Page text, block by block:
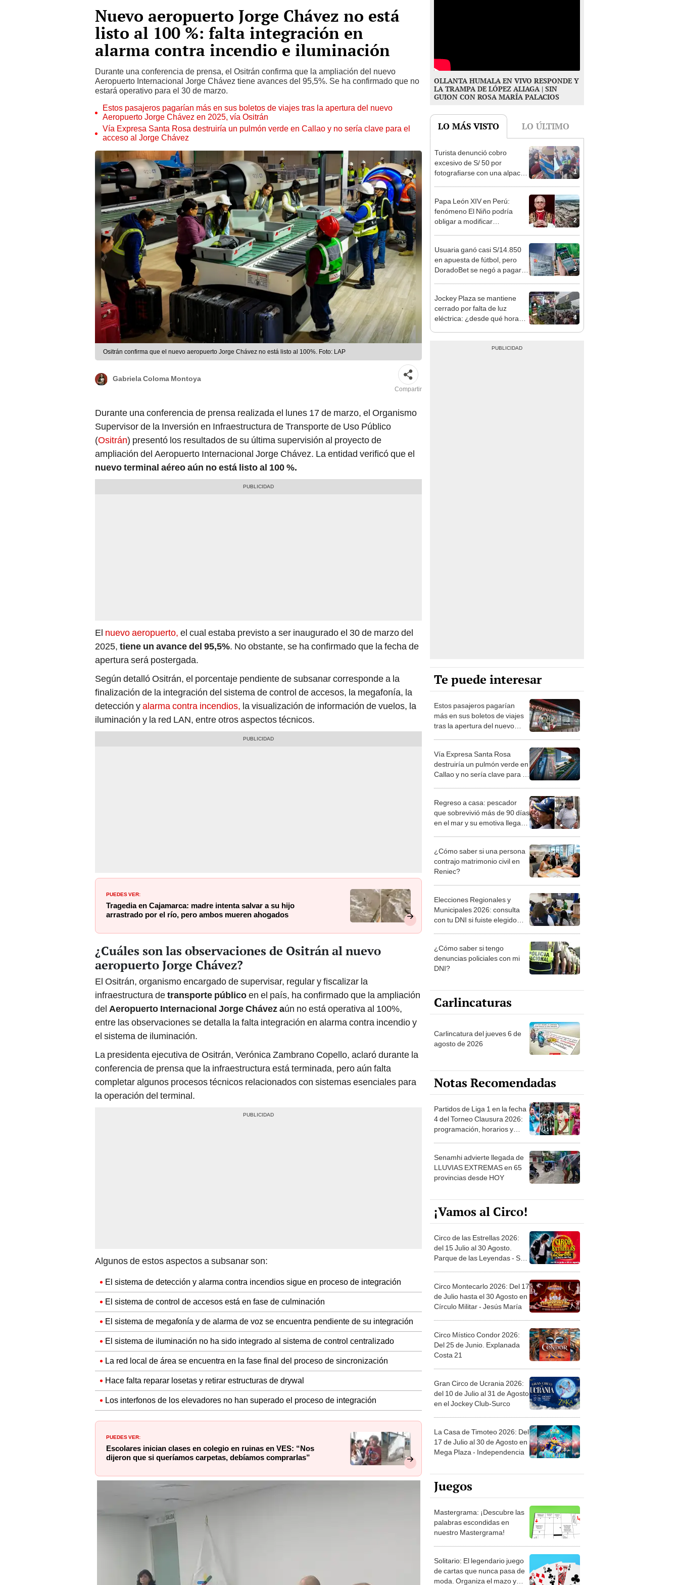
Nuevo aeropuerto Jorge Chávez no está
listo al 100 %: falta integración en
alarma contra incendio e iluminación
Durante una conferencia de prensa, el Ositrán confirma que la ampliación del nuevo
Aeropuerto Internacional Jorge Chávez tiene avances del 95,5%. Se ha confirmado que no
estará operativo para el 30 de marzo.
Estos pasajeros pagarían más en sus boletos de viajes tras la apertura del nuevo
Aeropuerto Jorge Chávez en 2025, vía Ositrán
Vía Expresa Santa Rosa destruiría un pulmón verde en Callao y no sería clave para el
acceso al Jorge Chávez
Ositrán confirma que el nuevo aeropuerto Jorge Chávez no está listo al 100%. Foto: LAP
Gabriela Coloma Montoya
Compartir
Durante una conferencia de prensa realizada el lunes 17 de marzo, el Organismo
Supervisor de la Inversión en Infraestructura de Transporte de Uso Público
(Ositrán) presentó los resultados de su última supervisión al proyecto de
ampliación del Aeropuerto Internacional Jorge Chávez. La entidad verificó que el
nuevo terminal aéreo aún no está listo al 100 %.
El nuevo aeropuerto, el cual estaba previsto a ser inaugurado el 30 de marzo del
2025, tiene un avance del 95,5%. No obstante, se ha confirmado que la fecha de
apertura será postergada.
Según detalló Ositrán, el porcentaje pendiente de subsanar corresponde a la
finalización de la integración del sistema de control de accesos, la megafonía, la
detección yalarma contra incendios, la visualización de información de vuelos, la
iluminación y la red LAN, entre otros aspectos técnicos.
PUEDES VER:
Tragedia en Cajamarca: madre intenta salvar a su hijo
arrastrado por el río, pero ambos mueren ahogados
¿Cuáles son las observaciones de Ositrán al nuevo
aeropuerto Jorge Chávez?
El Ositrán, organismo encargado de supervisar, regular y fiscalizar la
infraestructura detransporte públicoen el país, ha confirmado que la ampliación
del Aeropuerto Internacional Jorge Chávez aún no está operativa al 100%,
entre las observaciones se detalla la falta integración en alarma contra incendio y
el sistema de iluminación.
La presidenta ejecutiva de Ositrán, Verónica Zambrano Copello, aclaró durante la
conferencia de prensa que la infraestructura está terminada, pero aún falta
completar algunos procesos técnicos relacionados con sistemas esenciales para
la operación del terminal.
Algunos de estos aspectos a subsanar son:
El sistema de detección y alarma contra incendios sigue en proceso de integración
El sistema de control de accesos está en fase de culminación
El sistema de megafonía y de alarma de voz se encuentra pendiente de su integración
El sistema de iluminación no ha sido integrado al sistema de control centralizado
La red local de área se encuentra en la fase final del proceso de sincronización
Hace falta reparar losetas y retirar estructuras de drywal
Los interfonos de los elevadores no han superado el proceso de integración
PUEDES VER:
Escolares inician clases en colegio en ruinas en VES: “Nos
dijeron que si queríamos carpetas, debíamos comprarlas”
OLLANTA HUMALA EN VIVO RESPONDE Y
LA TRAMPA DE LÓPEZ ALIAGA | SIN
GUION CON ROSA MARÍA PALACIOS
LO MÁS VISTO LO ÚLTIMO
1
Turista denunció cobro
excesivo de S/ 50 por
fotografiarse con una alpaca
2
Papa León XIV en Perú:
fenómeno El Niño podría
obligar a modificar
3
Usuaria ganó casi S/14.850
en apuesta de fútbol, pero
DoradoBet se negó a pagar:
4
Jockey Plaza se mantiene
cerrado por falta de luz
eléctrica: ¿desde qué hora
Te puede interesar
Estos pasajeros pagarían
más en sus boletos de viajes
tras la apertura del nuevo
Vía Expresa Santa Rosa
destruiría un pulmón verde en
Callao y no sería clave para el
Regreso a casa: pescador
que sobrevivió más de 90 días
en el mar y su emotiva llegada
¿Cómo saber si una persona
contrajo matrimonio civil en
Reniec?
Elecciones Regionales y
Municipales 2026: consulta
con tu DNI si fuiste elegido
la ONPE
¿Cómo saber si tengo
denuncias policiales con mi
DNI?
Carlincaturas
Carlincatura del jueves 6 de
agosto de 2026
Notas Recomendadas
Partidos de Liga 1 en la fecha
4 del Torneo Clausura 2026:
programación, horarios y
Senamhi advierte llegada de
LLUVIAS EXTREMAS en 65
provincias desde HOY
¡Vamos al Circo!
Circo de las Estrellas 2026:
del 15 Julio al 30 Agosto.
Parque de las Leyendas - San
Circo Montecarlo 2026: Del 17
de Julio hasta el 30 Agosto en
Círculo Militar - Jesús María
Circo Místico Condor 2026:
Del 25 de Junio. Explanada
Costa 21
Gran Circo de Ucrania 2026:
del 10 de Julio al 31 de Agosto
en el Jockey Club-Surco
La Casa de Timoteo 2026: Del
17 de Julio al 30 de Agosto en
Mega Plaza - Independencia
Juegos
Mastergrama: ¡Descubre las
palabras escondidas en
nuestro Mastergrama!
Solitario: El legendario juego
de cartas que nunca pasa de
moda. Organiza el mazo y